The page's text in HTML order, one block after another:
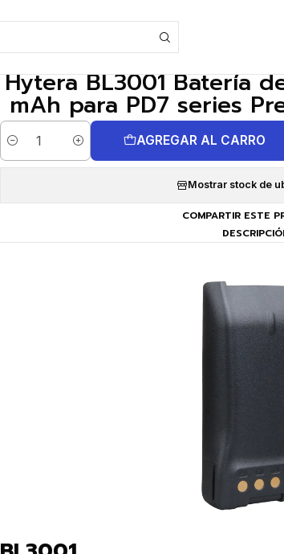
Hytera BL3001 Batería
mAh para PD7 series
Cantidad
AGREGAR AL CARRO
Mostrar stock de
COMPARTIR ESTE